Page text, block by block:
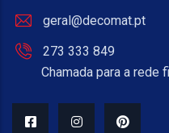
geral@decomat.pt
273 333 849
Chamada para a rede